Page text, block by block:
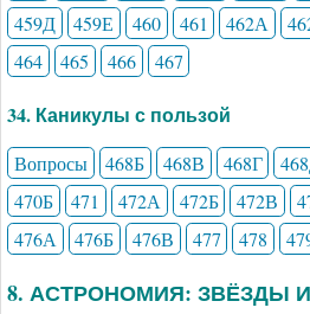
459Д
459Е 460 461 462А
464
465 466 467
34. Каникулы с пользой
Вопросы 468Б 468В 468Г
470Б
471 472А 472Б 472В
476А
476Б 476В 477 478
8. АСТРОНОМИЯ: ЗВЁЗДЫ